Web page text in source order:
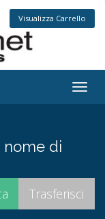
Visualizza Carrello
nome di